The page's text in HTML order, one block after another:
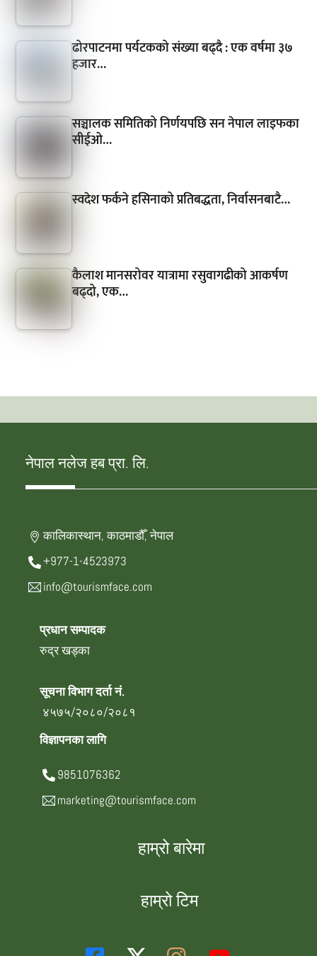
ढोरपाटनमा पर्यटकको संख्या बढ्दै : एक वर्षमा ३७
हजार…
सञ्चालक समितिको निर्णयपछि सन नेपाल लाइफका
सीईओ…
स्वदेश फर्कने हसिनाको प्रतिबद्धता, निर्वासनबाटै…
कैलाश मानसरोवर यात्रामा रसुवागढीको आकर्षण
बढ्दो, एक…
नेपाल नलेज हब प्रा. लि.
कालिकास्थान, काठमाडौँ, नेपाल
+977-1-4523973
info@tourismface.com
प्रधान सम्पादक
रुद्र खड्का
सूचना विभाग दर्ता नं.
४५७५/२०८०/२०८१
विज्ञापनका लागि
9851076362
marketing@tourismface.com
हाम्रो बारेमा
हाम्रो टिम